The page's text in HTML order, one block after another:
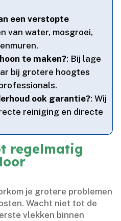
een verstopte
van water, mosgroei,
te maken?: Bij lage
bij grotere hoogtes
ook garantie?: Wij
reiniging en directe
regelmatig
je grotere problemen
Wacht niet tot de
vlekken binnen